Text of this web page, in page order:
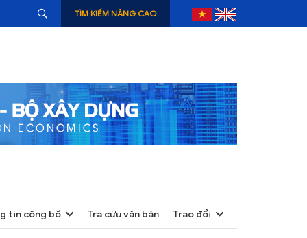
TÌM KIẾM NÂNG CAO
tin công bố Tra cứu văn bản Trao đổi